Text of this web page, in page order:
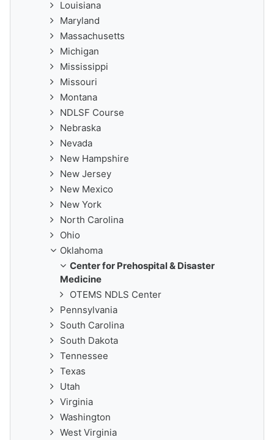
Louisiana
Maryland
Massachusetts
Michigan
Mississippi
Missouri
Montana
NDLSF Course
Nebraska
Nevada
New Hampshire
New Jersey
New Mexico
New York
North Carolina
Ohio
Oklahoma
Center for Prehospital & Disaster
Medicine
OTEMS NDLS Center
Pennsylvania
South Carolina
South Dakota
Tennessee
Texas
Utah
Virginia
Washington
West Virginia